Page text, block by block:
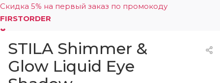
Скидка 5% на первый заказ по промокоду
FIRSTORDER
0
STILA Shimmer &
Glow Liquid Eye